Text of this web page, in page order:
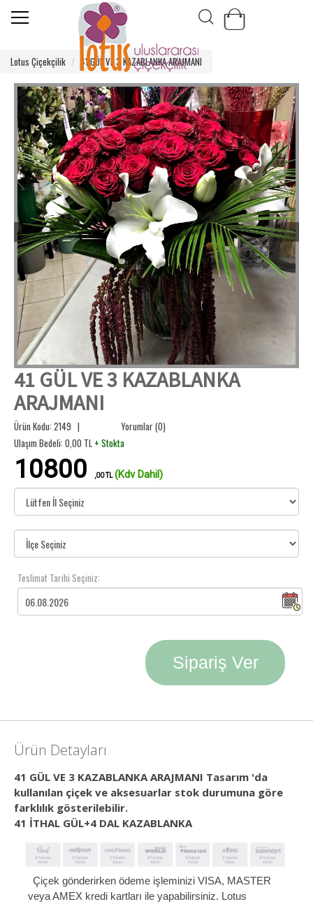
Lotus Çiçekçilik 41 GÜL VE 3 KAZABLANKA ARAJMANI
41 GÜL VE 3 KAZABLANKA
ARAJMANI
Ürün Kodu: 2149 |
Yorumlar (0)
Ulaşım Bedeli: 0,00 TL + Stokta
10800 ,00 TL(Kdv Dahil)
Teslimat Tarihi Seçiniz:
Sipariş Ver
Ürün Detayları
41 GÜL VE 3 KAZABLANKA ARAJMANI Tasarım 'da
kullanılan çiçek ve aksesuarlar stok durumuna göre
farklılık gösterilebilir.
41 İTHAL GÜL+4 DAL KAZABLANKA
Çiçek gönderirken ödeme işleminizi VISA, MASTER
veya AMEX kredi kartları ile yapabilirsiniz. Lotus